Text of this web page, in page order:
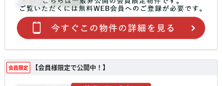
会員限定 【会員様限定で公開中！】